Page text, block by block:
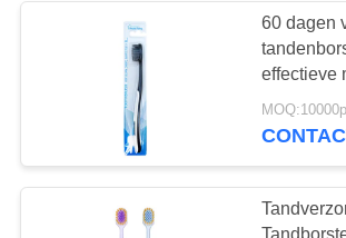
Te kauwen
Tandpastatablet
60 dagen
effectieve